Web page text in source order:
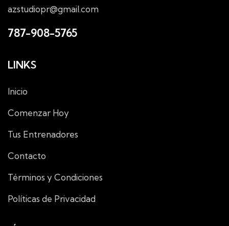
azstudiopr@gmail.com
787-908-5765
LINKS
Inicio
Comenzar Hoy
Tus Entrenadores
Contacto
Términos y Condiciones
Políticas de Privacidad